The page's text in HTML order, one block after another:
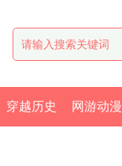
穿越历史 网游动漫